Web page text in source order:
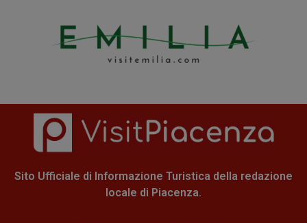
Sito Ufficiale di Informazione Turistica della redazione
locale di Piacenza.